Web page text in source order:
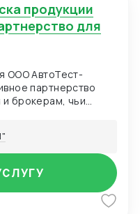
для
партнерство
брокерам, чьи
из-за
Мы
получении
быстрое
15-20% от нашей
клиента,